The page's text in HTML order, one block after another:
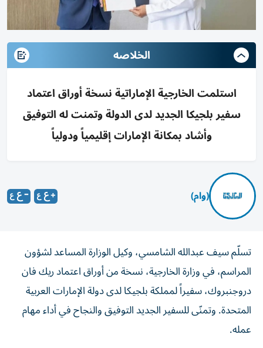
الخلاصه
استلمت الخارجية الإماراتية نسخة أوراق اعتماد
سفير بلجيكا الجديد لدى الدولة وتمنت له التوفيق
وأشاد بمكانة الإمارات إقليمياً ودولياً
(وام)
تسلّم سيف عبدالله الشامسي، وكيل الوزارة المساعد لشؤون
المراسم، في وزارة الخارجية، نسخة من أوراق اعتماد ريك فان
دروجنبروك، سفيراً لمملكة بلجيكا لدى دولة الإمارات العربية
المتحدة. وتمنّى للسفير الجديد التوفيق والنجاح في أداء مهام
عمله.